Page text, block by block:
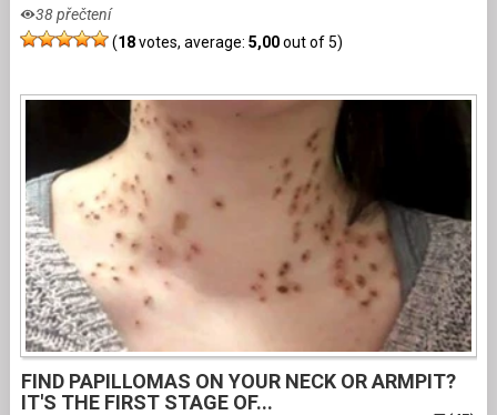
38 přečtení
(18votes, average: 5,00out of 5)
FIND PAPILLOMAS ON YOUR NECK OR ARMPIT?
IT'S THE FIRST STAGE OF...